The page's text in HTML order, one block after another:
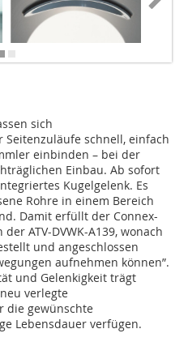
sich
schnell, einfach
einbinden – bei der
Einbau. Ab sofort
Kugelgelenk. Es
Rohre in einem Bereich
Damit erfüllt der Connex-
ATV-DVWK-A139, wonach
und angeschlossen
aufnehmen können”.
und Gelenkigkeit trägt
verlegte
die gewünschte
Lebensdauer verfügen.